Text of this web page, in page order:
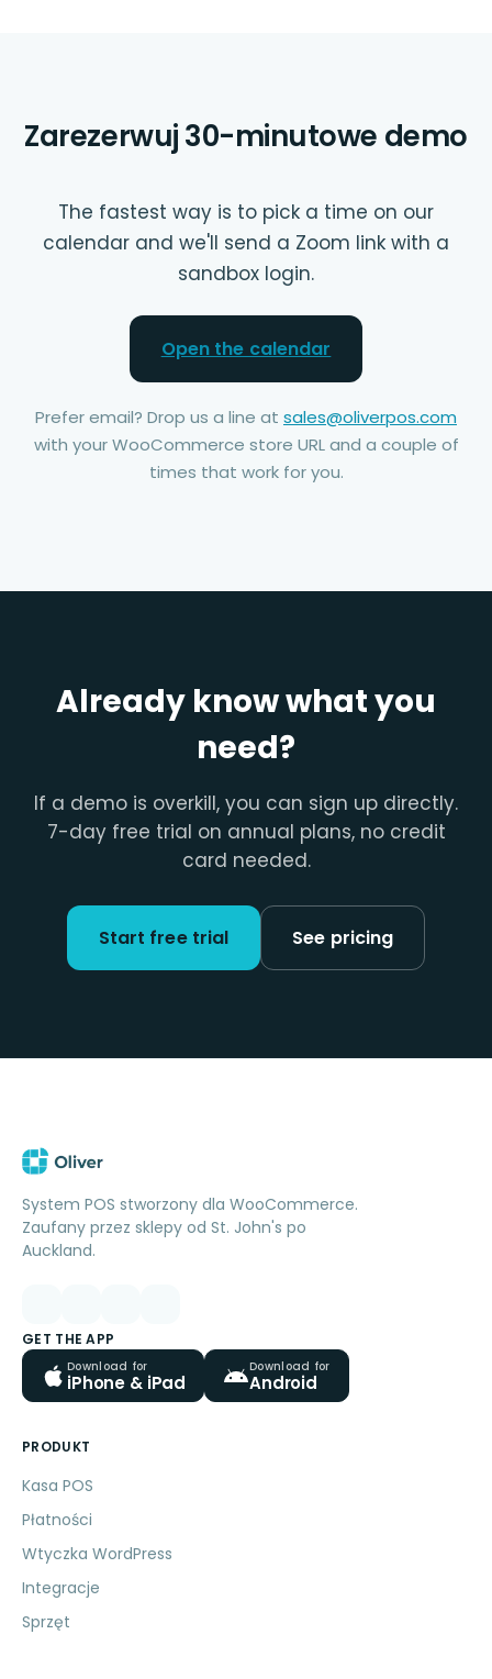
Zarezerwuj 30-minutowe demo
The fastest way is to pick a time on our
calendar and we'll send a Zoom link with a
sandbox login.
Open the calendar
Prefer email? Drop us a line at sales@oliverpos.com
with your WooCommerce store URL and a couple of
times that work for you.
Already know what you
need?
If a demo is overkill, you can sign up directly.
7-day free trial on annual plans, no credit
card needed.
Start free trial See pricing
System POS stworzony dla WooCommerce.
Zaufany przez sklepy od St. John's po
Auckland.
GET THE APP
Download for
iPhone & iPad
Download for
Android
PRODUKT
Kasa POS
Płatności
Wtyczka WordPress
Integracje
Sprzęt